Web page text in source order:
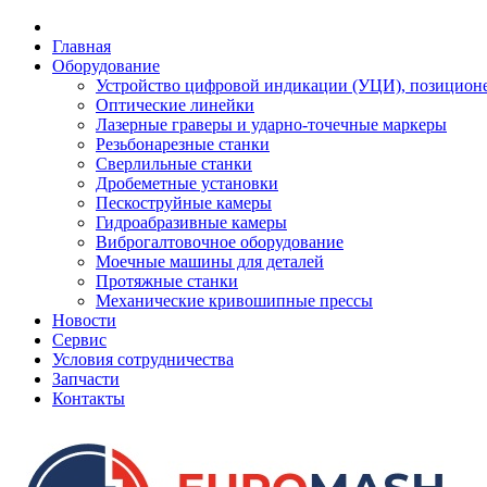
Главная
Оборудование
Устройство цифровой индикации (УЦИ),
Оптические линейки
Лазерные граверы и ударно-точечные маркеры
Резьбонарезные станки
Сверлильные станки
Дробеметные установки
Пескоструйные камеры
Гидроабразивные камеры
Виброгалтовочное оборудование
Моечные машины для деталей
Протяжные станки
Механические кривошипные прессы
Новости
Сервис
Условия сотрудничества
Запчасти
Контакты